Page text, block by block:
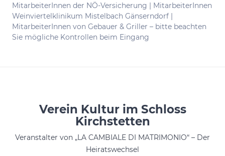
MitarbeiterInnen der NÖ-Versicherung | MitarbeiterInnen
Weinviertelklinikum Mistelbach Gänserndorf |
MitarbeiterInnen von Gebauer & Griller – bitte beachten
Sie mögliche Kontrollen beim Eingang
Verein Kultur im Schloss
Kirchstetten
Veranstalter von „LA CAMBIALE DI MATRIMONIO“ – Der
Heiratswechsel